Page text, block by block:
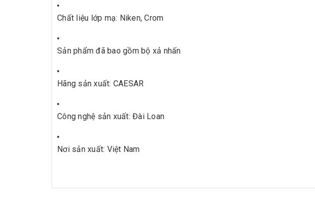
Chất liệu lớp mạ: Niken, Crom
Sản phẩm đã bao gồm bộ xả nhấn
Hãng sản xuất: CAESAR
Công nghệ sản xuất: Đài Loan
Nơi sản xuất: Việt Nam